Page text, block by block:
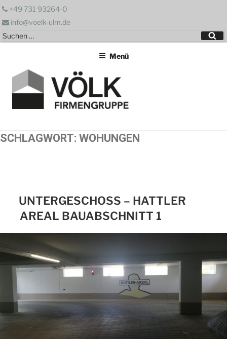
Zum
springen
+49 731 93264-0
info@voelk-ulm.de
Suchen
nach:
Menü
SCHLAGWORT: WOHUNGEN
UNTERGESCHOSS – HATTLER
AREAL BAUABSCHNITT 1